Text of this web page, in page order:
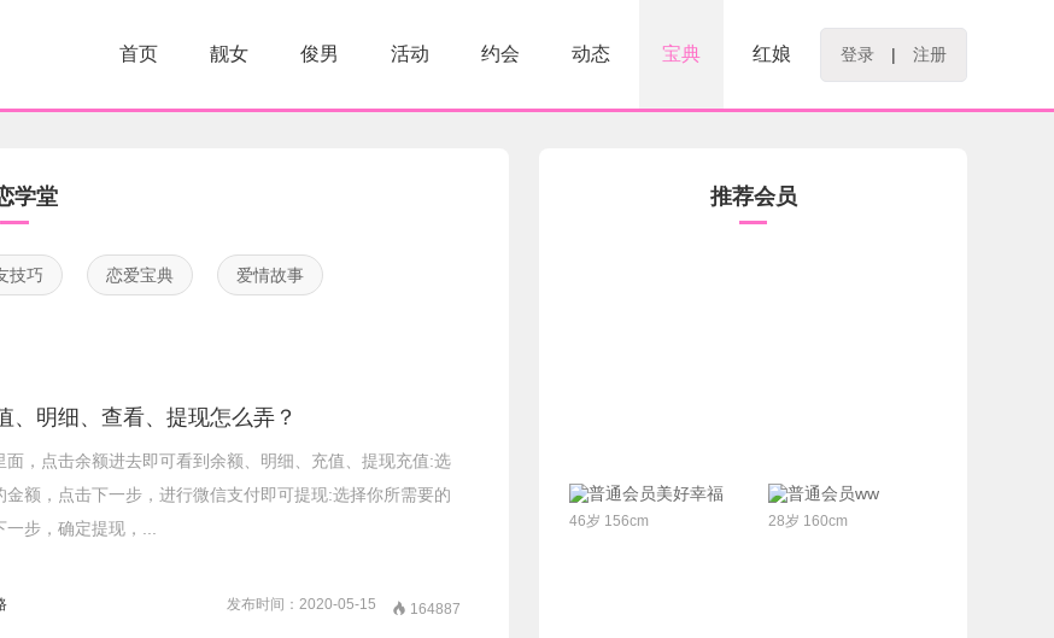
登录 | 注册
首页 靓女 俊男 活动 约会 动态 宝典 红娘
学堂
技巧 恋爱宝典 爱情故事
、明细、查看、提现怎么弄？
面，点击余额进去即可看到余额、明细、充值、提现充值:选
金额，点击下一步，进行微信支付即可提现:选择你所需要的
步，确定提现，...
发布时间：2020-05-15  164887
推荐会员
联系Ta美好幸福
46岁 156cm
联系Ta
ww
28岁 160cm